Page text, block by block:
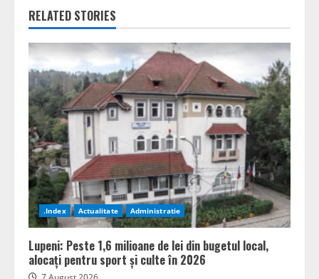
RELATED STORIES
.Index Actualitate Administratie
Lupeni: Peste 1,6 milioane de lei din bugetul local,
alocați pentru sport și culte în 2026